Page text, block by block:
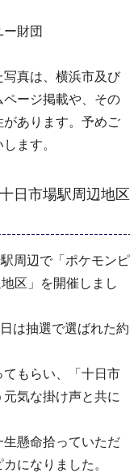
財団
真は、横浜市及び
ージ掲載や、その
あります。予めご
ます。
日市場駅周辺地区
周辺で「ポケモンピ
区」を開催しまし
は抽選で選ばれた約
もらい、「十日市
気な掛け声と共に
懸命拾っていただ
になりました。